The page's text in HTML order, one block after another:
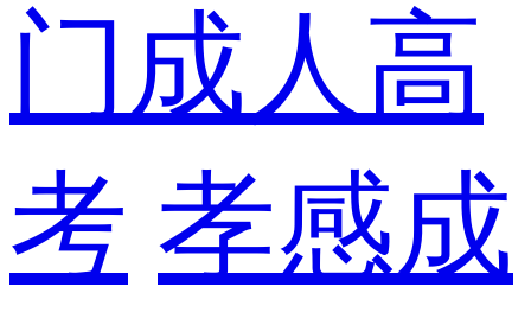
门成人高
考 孝感成